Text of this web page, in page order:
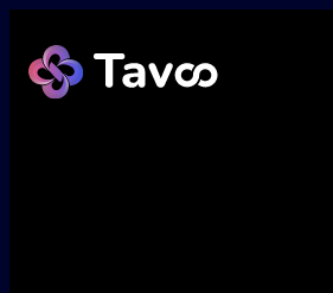
Inhalt
springen